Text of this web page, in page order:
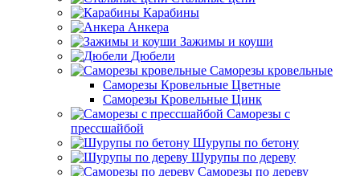
Карабины
Анкера
Зажимы и коуши
Дюбели
Саморезы кровельные
Саморезы Кровельные Цветные
Саморезы Кровельные Цинк
Саморезы с
прессшайбой
Шурупы по бетону
Шурупы по дереву
Саморезы по дереву